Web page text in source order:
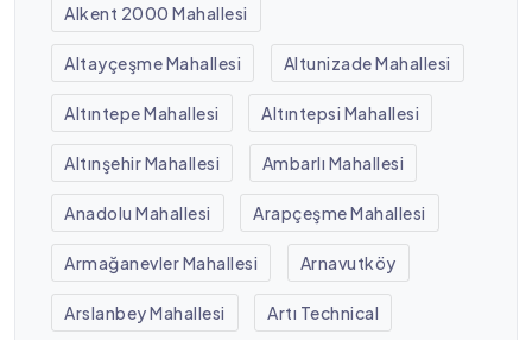
Alkent 2000 Mahallesi
Altayçeşme Mahallesi Altunizade Mahallesi
Altıntepe Mahallesi Altıntepsi Mahallesi
Altınşehir Mahallesi Ambarlı Mahallesi
Anadolu Mahallesi Arapçeşme Mahallesi
Armağanevler Mahallesi Arnavutköy
Arslanbey Mahallesi Artı Technical